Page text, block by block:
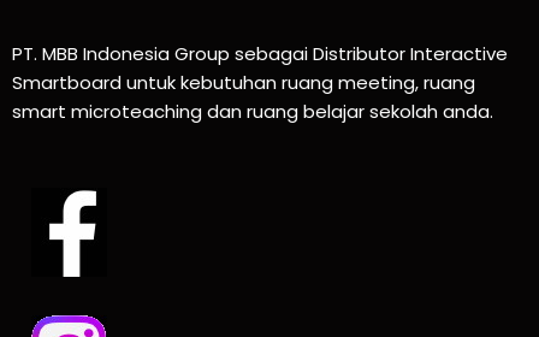
PT. MBB Indonesia Group sebagai Distributor Interactive
Smartboard untuk kebutuhan ruang meeting, ruang
smart microteaching dan ruang belajar sekolah anda.